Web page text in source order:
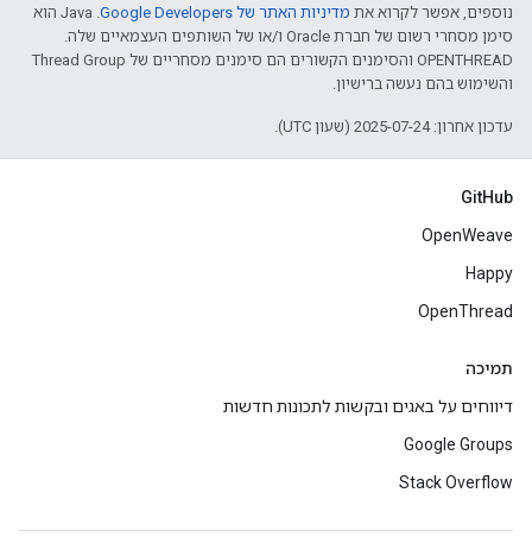
נוספים, אפשר לקרוא את מדיניות האתר של Google Developers‏
.‏ Java הוא
סימן מסחרי רשום של חברת Oracle ו/או של השותפים העצמאיים שלה.
‫OPENTHREAD והסימנים הקשורים הם סימנים מסחריים של Thread Group
והשימוש בהם נעשה ברישיון.
עדכון אחרון: 2025-07-24 (שעון UTC).
GitHub
OpenWeave
Happy
OpenThread
תמיכה
דיווחים על באגים ובקשות לתכונות חדשות
Google Groups
Stack Overflow